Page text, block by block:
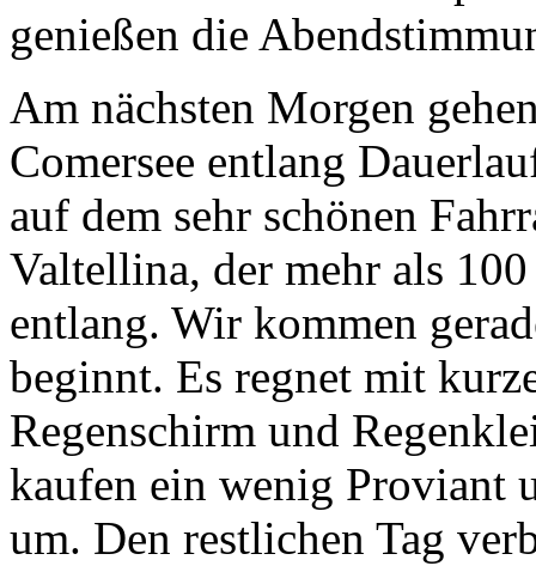
genießen die
Am nächsten Morgen
Comersee entlang
auf dem sehr schönen
Valtellina, der mehr als
entlang. Wir kommen
beginnt. Es regnet mit
Regenschirm und
kaufen ein wenig Proviant
um. Den restlichen Tag